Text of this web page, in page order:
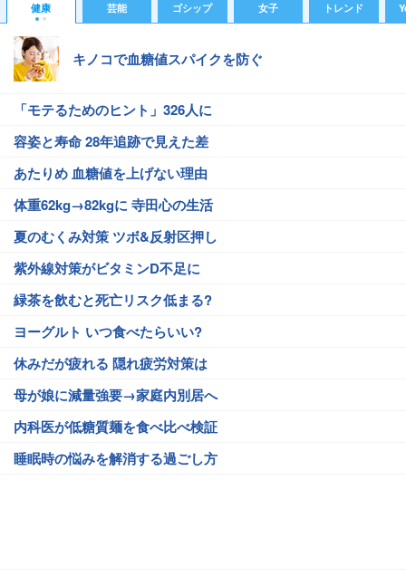
健康 芸能 ゴシップ 女子 トレンド
キノコで血糖値スパイクを防ぐ
「モテるためのヒント」326人に
容姿と寿命 28年追跡で見えた差
あたりめ 血糖値を上げない理由
体重62kg→82kgに 寺田心の生活
夏のむくみ対策 ツボ&反射区押し
紫外線対策がビタミンD不足に
緑茶を飲むと死亡リスク低まる?
ヨーグルト いつ食べたらいい?
休みだが疲れる 隠れ疲労対策は
母が娘に減量強要→家庭内別居へ
内科医が低糖質麺を食べ比べ検証
睡眠時の悩みを解消する過ごし方